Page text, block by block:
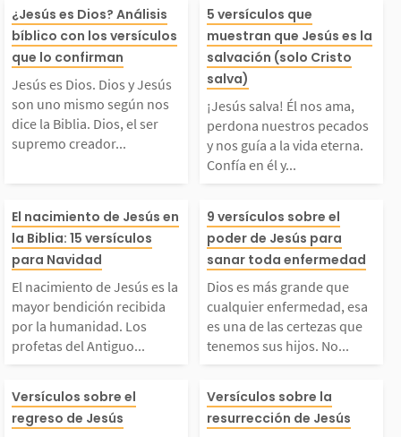
es Dios. Dios y
son uno mismo s
nos dice la Bibli
Dios, el ser suprem
creador de todo, dec
revelarse como u
Trinidad: Dios Pad
¿Jesús es Dios? Análisis
bíblico con los versículos
que lo confirman
Jesús es Dios. Dios y Jesús
son uno mismo según nos
dice la Biblia. Dios, el ser
supremo creador...
¡Jesús salva!
ma, perdona
pecados y nos
a vida eterna.
en él y
paz y la
solo él puede
5 versículos que
muestran que Jesús es la
salvación (solo Cristo
salva)
¡Jesús salva! Él nos ama,
perdona nuestros pecados
y nos guía a la vida eterna.
Confía en él y...
nacimiento de Jesú
es la mayor bendició
recibida por la hum
Los profetas d
Antiguo Testamento
El nacimiento de Jesús en
la Biblia: 15 versículos
para Navidad
El nacimiento de Jesús es la
mayor bendición recibida
por la humanidad. Los
profetas del Antiguo...
Dios es más
ue cualquier
ad, esa es una
ertezas que
us hijos. No
9 versículos sobre el
poder de Jesús para
sanar toda enfermedad
Dios es más grande que
cualquier enfermedad, esa
es una de las certezas que
tenemos sus hijos. No...
regreso de Jesús s
Versículos sobre el
regreso de Jesús
La
Versículos sobre la
resurrección de Jesús